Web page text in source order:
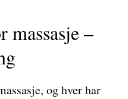
–
og hver har